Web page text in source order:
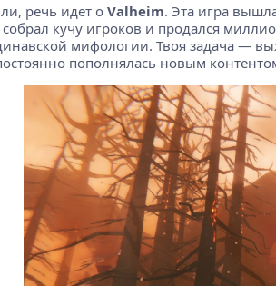
речь идет о Valheim. Эта игра
кучу игроков и продался
мифологии. Твоя задача —
пополнялась новым